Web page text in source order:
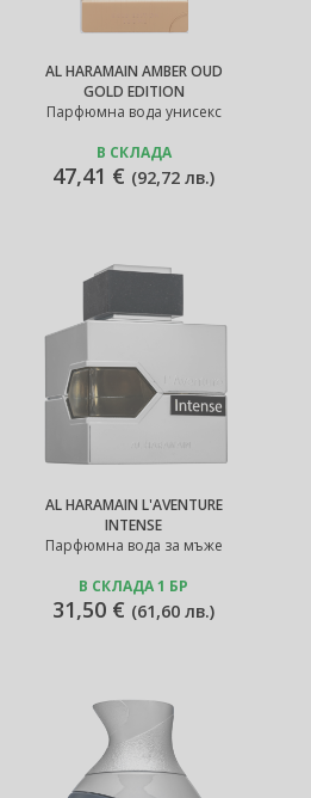
AL HARAMAIN AMBER OUD
GOLD EDITION
Парфюмна вода унисекс
В СКЛАДА
47,41 € (92,72 лв.)
AL HARAMAIN L'AVENTURE
INTENSE
Парфюмна вода за мъже
В СКЛАДА 1 БР
31,50 € (61,60 лв.)